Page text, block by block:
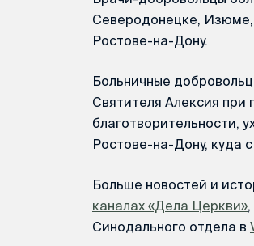
Северодонецке,
Ростове-на-Дону.
Больничные
Святителя Алексия
благотворительности,
Ростове-на-Дону, куда
Больше новостей и
каналах «Дела Церкви»,
Синодального отдела в